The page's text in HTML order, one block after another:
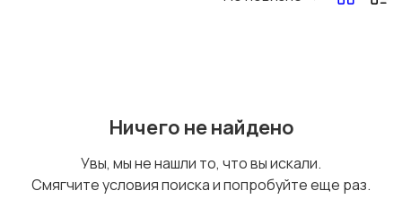
IT, интернет, телеком
Ничего не найдено
Увы, мы не нашли то, что вы искали.
Смягчите условия поиска и попробуйте еще раз.